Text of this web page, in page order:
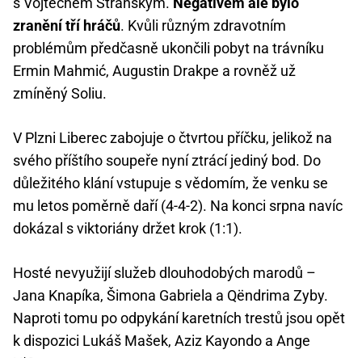
zranění tří hráčů. Kvůli různým zdravotním
problémům předčasně ukončili pobyt na trávníku
Ermin Mahmić, Augustin Drakpe a rovněž už
zmíněný Soliu.
V Plzni Liberec zabojuje o čtvrtou příčku, jelikož na
svého příštího soupeře nyní ztrácí jediný bod. Do
důležitého klání vstupuje s vědomím, že venku se
mu letos poměrně daří (4-4-2). Na konci srpna navíc
dokázal s viktoriány držet krok (1:1).
Hosté nevyužijí služeb dlouhodobých marodů –
Jana Knapíka, Šimona Gabriela a Qëndrima Zyby.
Naproti tomu po odpykání karetních trestů jsou opět
k dispozici Lukáš Mašek, Aziz Kayondo a Ange